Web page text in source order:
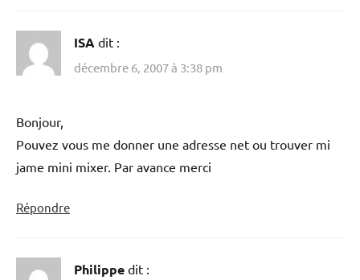
ISA dit :
décembre 6, 2007 à 3:38 pm
Bonjour,
Pouvez vous me donner une adresse net ou trouver mi
jame mini mixer. Par avance merci
Répondre
Philippe dit :